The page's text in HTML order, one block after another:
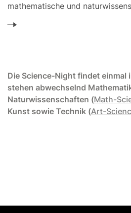
mathematische und
Die Science-Night findet einmal
stehen abwechselnd
Naturwissenschaften (Math-
Kunst sowie Technik (Art-